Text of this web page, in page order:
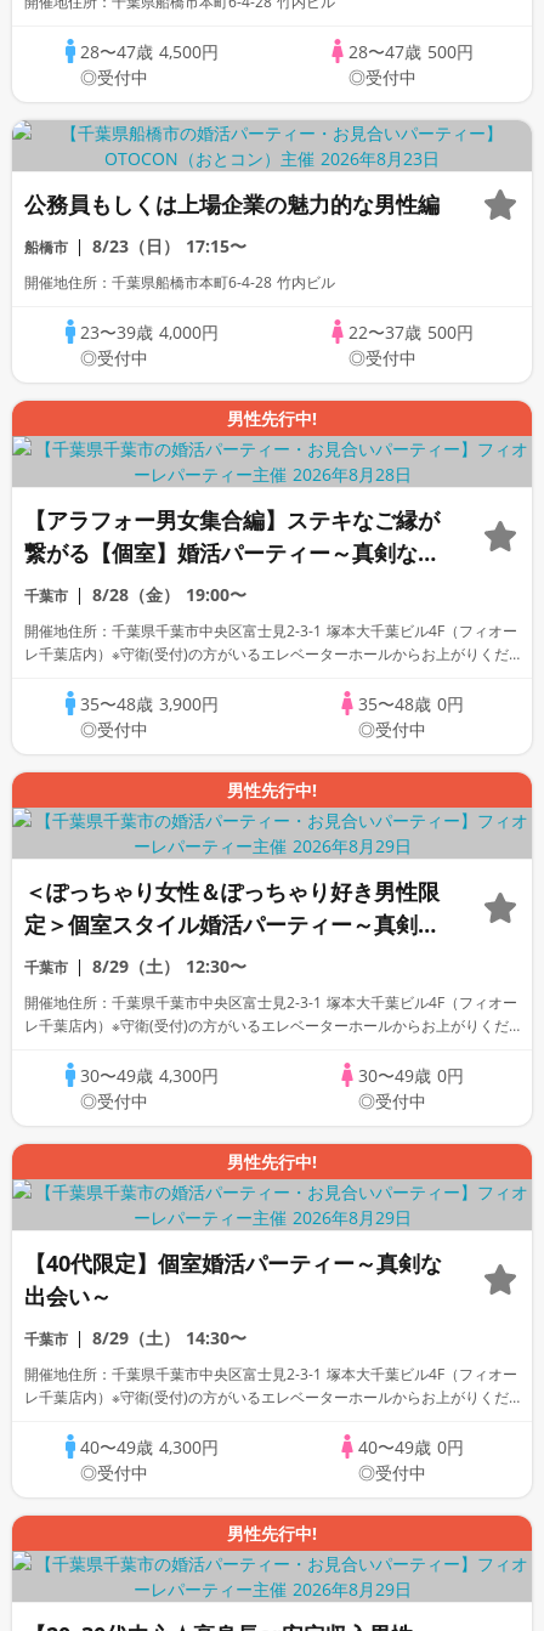
28〜47歳 4,500円
◎受付中
28〜47歳 500円
◎受付中
公務員もしくは上場企業の魅力的な男性編
船橋市 8/23（日） 17:15〜
開催地住所：千葉県船橋市本町6-4-28 竹内ビル
23〜39歳 4,000円
◎受付中
22〜37歳 500円
◎受付中
男性先行中!
【アラフォー男女集合編】ステキなご縁が
繋がる【個室】婚活パーティー～真剣な出
会い～
千葉市 8/28（金） 19:00〜
開催地住所：千葉県千葉市中央区富士見2-3-1 塚本大千葉ビル4F（フィオー
レ千葉店内）※守衛(受付)の方がいるエレベーターホールからお上がりくだ
35〜48歳 3,900円
◎受付中
35〜48歳 0円
◎受付中
男性先行中!
＜ぽっちゃり女性＆ぽっちゃり好き男性限
定＞個室スタイル婚活パーティー～真剣な
出会い～
千葉市 8/29（土） 12:30〜
開催地住所：千葉県千葉市中央区富士見2-3-1 塚本大千葉ビル4F（フィオー
レ千葉店内）※守衛(受付)の方がいるエレベーターホールからお上がりくだ
30〜49歳 4,300円
◎受付中
30〜49歳 0円
◎受付中
男性先行中!
【40代限定】個室婚活パーティー～真剣な
出会い～
千葉市 8/29（土） 14:30〜
開催地住所：千葉県千葉市中央区富士見2-3-1 塚本大千葉ビル4F（フィオー
レ千葉店内）※守衛(受付)の方がいるエレベーターホールからお上がりくだ
40〜49歳 4,300円
◎受付中
40〜49歳 0円
◎受付中
男性先行中!